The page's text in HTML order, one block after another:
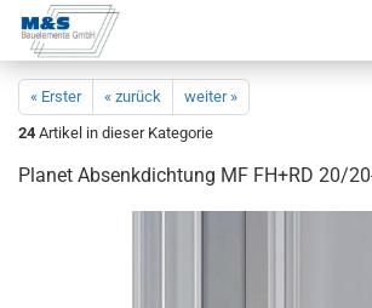
« Erster « zurück
weiter »
24 Artikel in dieser Kategorie
Pla­net Ab­senk­dich­tung MF FH+RD 20/